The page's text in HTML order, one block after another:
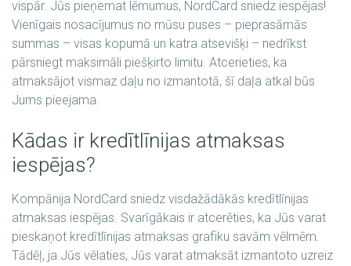
vispār. Jūs pieņemat lēmumus, NordCard sniedz iespējas!
Vienīgais nosacījumus no mūsu puses – pieprasāmās
summas – visas kopumā un katra atsevišķi – nedrīkst
pārsniegt maksimāli piešķirto limitu. Atcerieties, ka
atmaksājot vismaz daļu no izmantotā, šī daļa atkal būs
Jums pieejama.
Kādas ir kredītlīnijas atmaksas
iespējas?
Kompānija NordCard sniedz visdažādākās kredītlīnijas
atmaksas iespējas. Svarīgākais ir atcerēties, ka Jūs varat
pieskaņot kredītlīnijas atmaksas grafiku savām vēlmēm.
Tādēļ, ja Jūs vēlaties, Jūs varat atmaksāt izmantoto uzreiz